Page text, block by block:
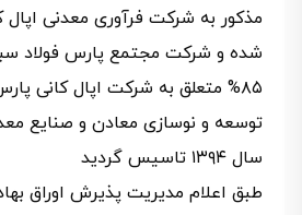
مذکور به شرکت فرآوری معدنی اپال
شده و شرکت مجتمع پارس فولاد
توسعه و نوسازی معادن و صنایع
سال ۱۳۹۴ تاسیس گردید
طبق اعلام مدیریت پذیرش اوراق